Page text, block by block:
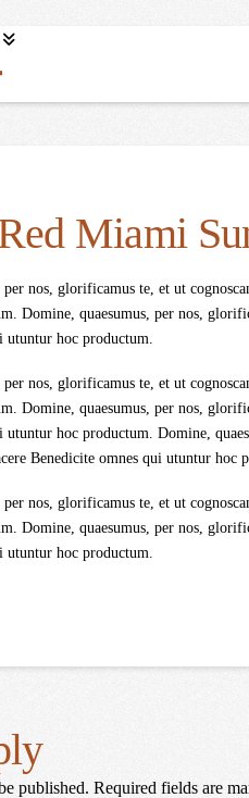
Miami
per nos, glorificamus te, et ut
Domine, quaesumus, per nos,
utuntur hoc productum.
per nos, glorificamus te, et ut
Domine, quaesumus, per nos,
utuntur hoc productum. Domine,
Benedicite omnes qui utuntur hoc
per nos, glorificamus te, et ut
Domine, quaesumus, per nos,
utuntur hoc productum.
published. Required fields are